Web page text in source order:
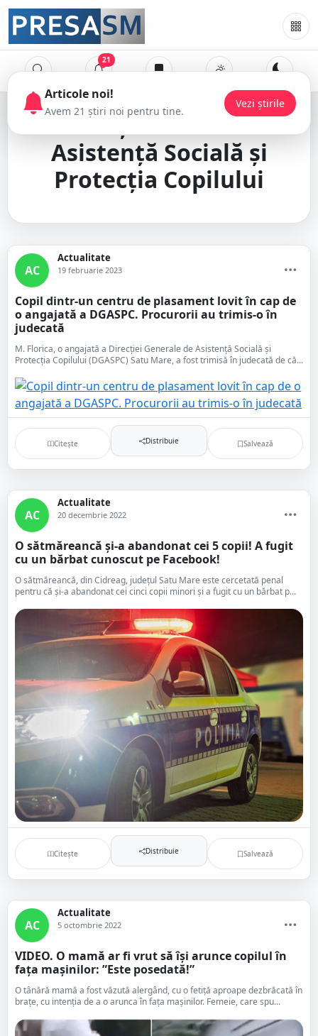
21
Direcția Generală de
Asistență Socială și
Protecția Copilului
AC
Actualitate
19 februarie 2023
Copil dintr-un centru de plasament lovit în cap de
o angajată a DGASPC. Procurorii au trimis-o în
judecată
M. Florica, o angajată a Direcției Generale de Asistență Socială și
Protecția Copilului (DGASPC) Satu Mare, a fost trimisă în judecată de că...
Citește Distribuie Salvează
AC
Actualitate
20 decembrie 2022
O sătmăreancă și-a abandonat cei 5 copii! A fugit
cu un bărbat cunoscut pe Facebook!
O sătmăreancă, din Cidreag, județul Satu Mare este cercetată penal
pentru că și-a abandonat cei cinci copii minori și a fugit cu un bărbat p...
Citește Distribuie Salvează
AC
Actualitate
5 octombrie 2022
VIDEO. O mamă ar fi vrut să își arunce copilul în
fața mașinilor: ”Este posedată!”
O tânără mamă a fost văzută alergând, cu o fetiță aproape dezbrăcată în
brațe, cu intenția de a o arunca în fața mașinilor. Femeie, care spu...